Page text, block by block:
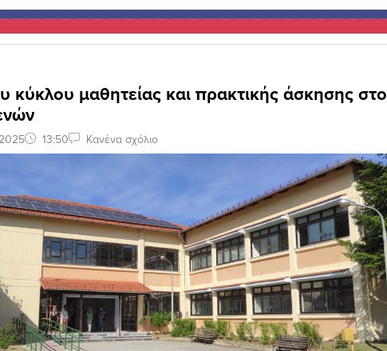
κύκλου μαθητείας και πρακτικής άσκησης στο
13:50 Κανένα σχόλιο